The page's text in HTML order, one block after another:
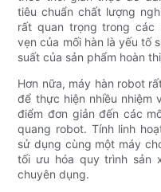
tiêu chuẩn chất lượng
rất quan trọng trong các
vẹn của mối hàn là yếu tố
suất của sản phẩm hoàn
Hơn nữa, máy hàn robot
để thực hiện nhiều nhiệm
điểm đơn giản đến các
quang robot. Tính linh
sử dụng cùng một máy
tối ưu hóa quy trình sản
chuyên dụng.